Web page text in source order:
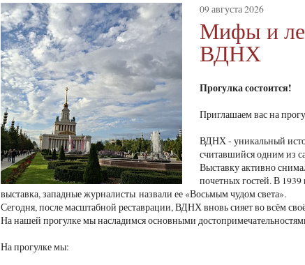
09 августа 2026
Мифы и
ВДНХ
Прогулка состоится!
Приглашаем вас на
ВДНХ - уникальный
считавшийся одним из
Выставку активно
почетных гостей. В 1939
выставка, западные журналисты назвали ее «Восьмым чудом света».
Сегодня, после масштабной реставрации, ВДНХ вновь сияет во всём
На нашей прогулке мы насладимся основными
На прогулке мы: